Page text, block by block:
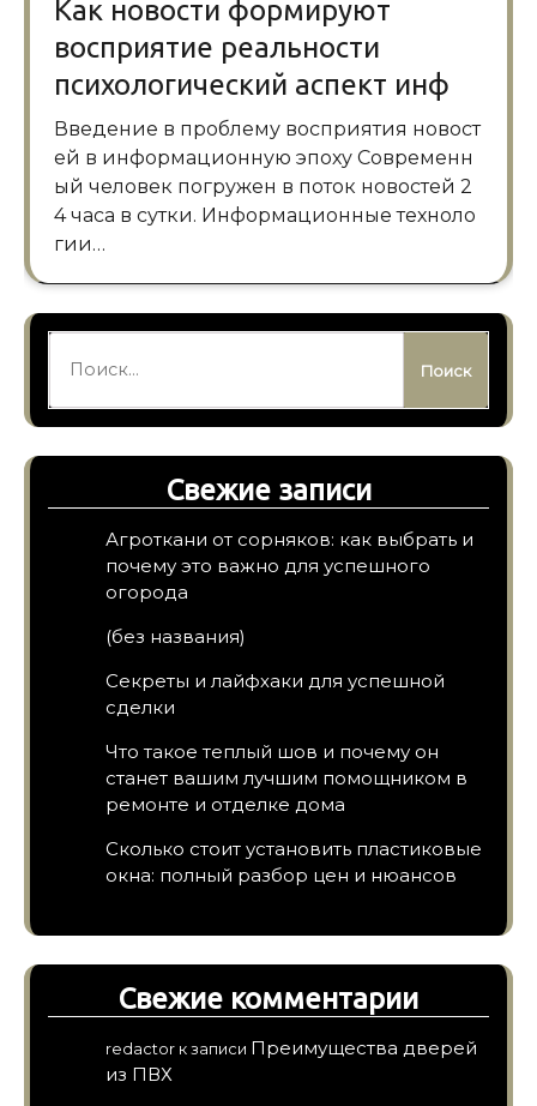
Как новости формируют
восприятие реальности
психологический аспект инф
Введение в проблему восприятия новост
ей в информационную эпоху Современн
ый человек погружен в поток новостей 2
4 часа в сутки. Информационные техноло
гии…
Свежие записи
Агроткани от сорняков: как выбрать и
почему это важно для успешного
огорода
(без названия)
Секреты и лайфхаки для успешной
сделки
Что такое теплый шов и почему он
станет вашим лучшим помощником в
ремонте и отделке дома
Сколько стоит установить пластиковые
окна: полный разбор цен и нюансов
Свежие комментарии
redactor к записи Преимущества дверей
из ПВХ